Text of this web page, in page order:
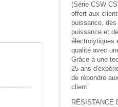
(Série CSW
offert aux
puissance,
puissance et
électrolytiques
qualité avec
Grâce à une
25 ans
de répondre
client.
RÉSISTANCE